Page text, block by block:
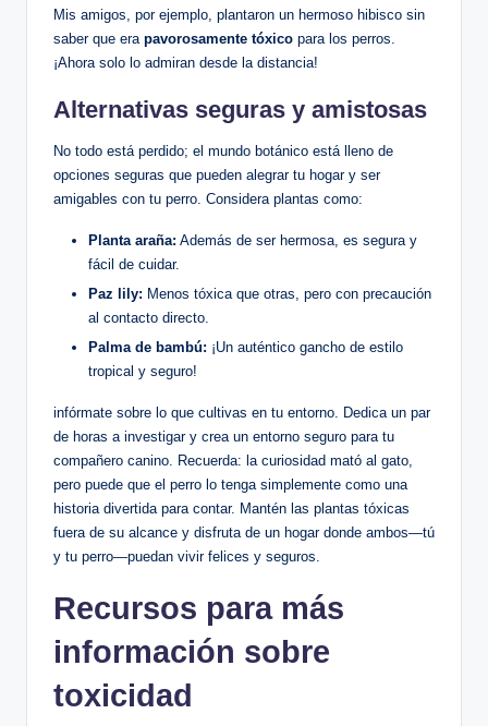
Mis amigos, por ejemplo, plantaron un hermoso hibisco sin‌
saber⁣ que ⁤era pavorosamente ⁢tóxico para los perros.
¡Ahora solo lo admiran desde‌ la‍ distancia!
Alternativas seguras ‍y amistosas
No todo está perdido; el mundo botánico está ‍lleno de​
opciones seguras que pueden alegrar ​tu ‍hogar y ser
amigables con tu perro. Considera plantas⁤ como:
Planta araña: ⁤Además ⁤de ser hermosa, es segura‌ y
⁣fácil de ​cuidar.
Paz lily: Menos⁤ tóxica que otras, ⁣pero con precaución
al contacto directo.
Palma de bambú: ¡Un auténtico gancho de estilo
tropical​ y ‌seguro!
infórmate sobre lo que ‍cultivas en tu entorno. Dedica un par
⁤de horas a investigar y crea un‍ entorno seguro para tu
compañero canino. Recuerda: ⁤la curiosidad mató al gato,
pero puede que​ el perro lo ⁢tenga simplemente como ​una
historia divertida‍ para contar.⁢ Mantén las⁤ plantas⁤ tóxicas
fuera de su alcance y disfruta de‍ un⁤ hogar⁤ donde ambos—tú
y⁤ tu⁤ perro—puedan ​vivir ⁣felices y seguros.
Recursos para más
información sobre
⁣toxicidad